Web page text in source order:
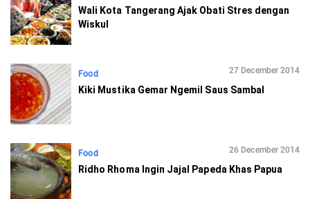
Wali Kota Tangerang Ajak Obati Stres dengan
Wiskul
Food 27 December 2014
Kiki Mustika Gemar Ngemil Saus Sambal
Food 26 December 2014
Ridho Rhoma Ingin Jajal Papeda Khas Papua